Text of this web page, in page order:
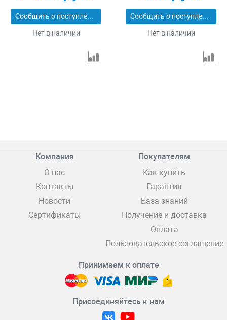
Сообщить о поступлении
Нет в наличии
Сообщить о поступлении
Нет в наличии
Компания
О нас
Контакты
Новости
Сертификаты
Покупателям
Как купить
Гарантия
База знаний
Получение и доставка
Оплата
Пользовательское соглашение
Принимаем к оплате
Присоединяйтесь к нам